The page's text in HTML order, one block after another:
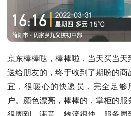
京东棒棒哒，棒棒啦，当天买当天
送给朋友的，终于收到了期盼的
宜，很暖心的快递员，完全足
户。颜色漂亮，棒棒的，掌柜的